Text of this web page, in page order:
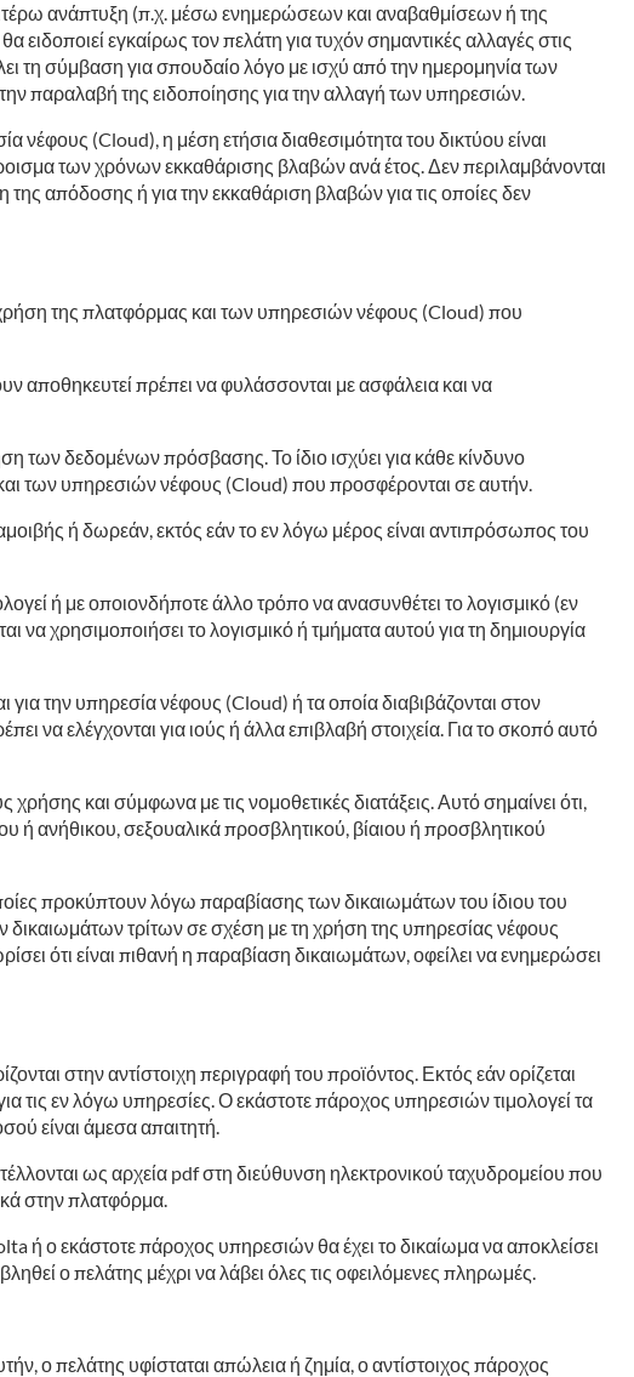
ανάπτυξη (π.χ. μέσω ενημερώσεων και αναβαθμίσεων ή της
εγκαίρως τον πελάτη για τυχόν σημαντικές αλλαγές στις
τη σύμβαση για σπουδαίο λόγο με ισχύ από την ημερομηνία των
παραλαβή της ειδοποίησης για την αλλαγή των υπηρεσιών.
νέφους (Cloud), η μέση ετήσια διαθεσιμότητα του δικτύου είναι
των χρόνων εκκαθάρισης βλαβών ανά έτος. Δεν περιλαμβάνονται
απόδοσης ή για την εκκαθάριση βλαβών για τις οποίες δεν
της πλατφόρμας και των υπηρεσιών νέφους (Cloud) που
πρέπει να φυλάσσονται με ασφάλεια και να
δεδομένων πρόσβασης. Το ίδιο ισχύει για κάθε κίνδυνο
των υπηρεσιών νέφους (Cloud) που προσφέρονται σε αυτήν.
ή δωρεάν, εκτός εάν το εν λόγω μέρος είναι αντιπρόσωπος του
ή με οποιονδήποτε άλλο τρόπο να ανασυνθέτει το λογισμικό (εν
χρησιμοποιήσει το λογισμικό ή τμήματα αυτού για τη δημιουργία
την υπηρεσία νέφους (Cloud) ή τα οποία διαβιβάζονται στον
να ελέγχονται για ιούς ή άλλα επιβλαβή στοιχεία. Για το σκοπό αυτό
και σύμφωνα με τις νομοθετικές διατάξεις. Αυτό σημαίνει ότι,
ή ανήθικου, σεξουαλικά προσβλητικού, βίαιου ή προσβλητικού
προκύπτουν λόγω παραβίασης των δικαιωμάτων του ίδιου του
τρίτων σε σχέση με τη χρήση της υπηρεσίας νέφους
ότι είναι πιθανή η παραβίαση δικαιωμάτων, οφείλει να ενημερώσει
στην αντίστοιχη περιγραφή του προϊόντος. Εκτός εάν ορίζεται
τις εν λόγω υπηρεσίες. Ο εκάστοτε πάροχος υπηρεσιών τιμολογεί τα
είναι άμεσα απαιτητή.
ως αρχεία pdf στη διεύθυνση ηλεκτρονικού ταχυδρομείου που
στην πλατφόρμα.
ή ο εκάστοτε πάροχος υπηρεσιών θα έχει το δικαίωμα να αποκλείσει
ο πελάτης μέχρι να λάβει όλες τις οφειλόμενες πληρωμές.
ο πελάτης υφίσταται απώλεια ή ζημία, ο αντίστοιχος πάροχος